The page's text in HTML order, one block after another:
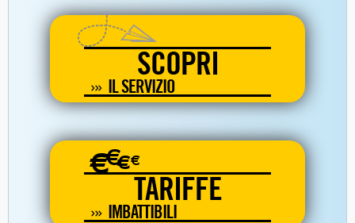
SCOPRI
IL SERVIZIO
€€€€
TARIFFE
IMBATTIBILI